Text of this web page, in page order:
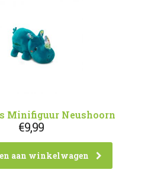
Minifiguur Neushoorn
€9,99
aan winkelwagen